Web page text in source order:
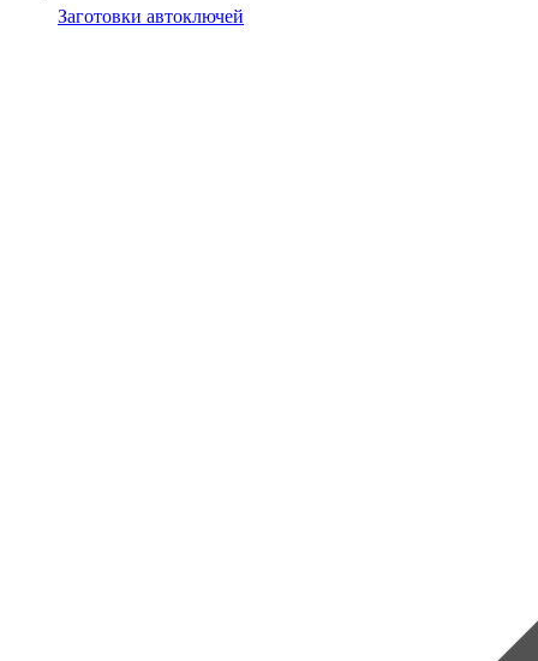
Заготовки автоключей